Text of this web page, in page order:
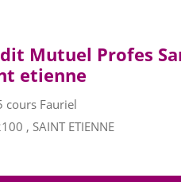
Mutuel Profes
etienne
Fauriel
, SAINT ETIENNE